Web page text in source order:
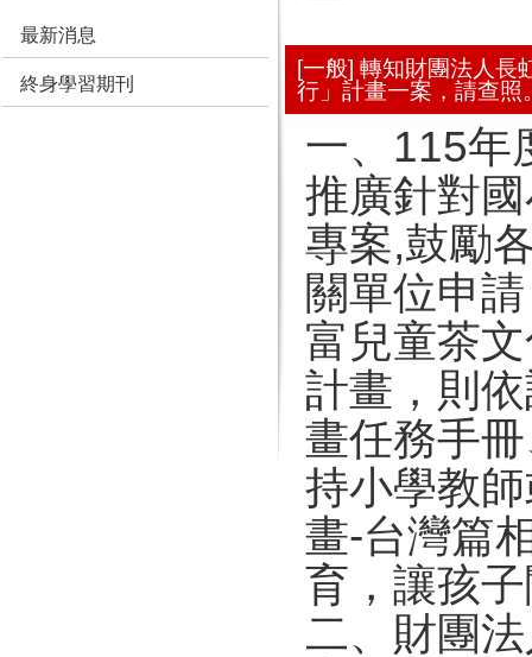
最新消息
終身學習期刊
[一般] 轉知財團法人長
行」計畫一案，請查照
一、115年
推廣針對
專案,鼓勵
關單位申
富兒童茶
計畫，則
畫任務手
持小學教
畫-台灣篇
育，讓孩
二、財團